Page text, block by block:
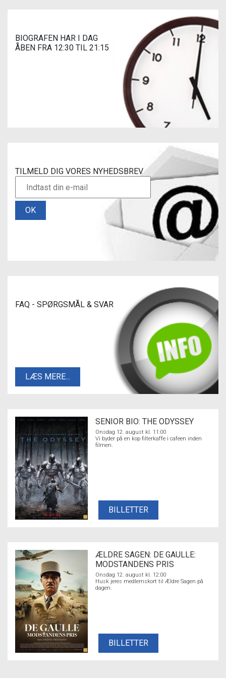
BIOGRAFEN HAR I DAG
ÅBEN FRA 12:30 TIL 21:15
TILMELD DIG VORES NYHEDSBREV
OK
FAQ - SPØRGSMÅL & SVAR
LÆS MERE...
SENIOR BIO: THE ODYSSEY
Onsdag 12. august kl. 11:00
Vi byder på en kop filterkaffe i cafeen inden
filmen.
BILLETTER
ÆLDRE SAGEN: DE GAULLE:
MODSTANDENS PRIS
Onsdag 12. august kl. 12:00
Husk jeres medlemskort til Ældre Sagen på
dagen.
BILLETTER